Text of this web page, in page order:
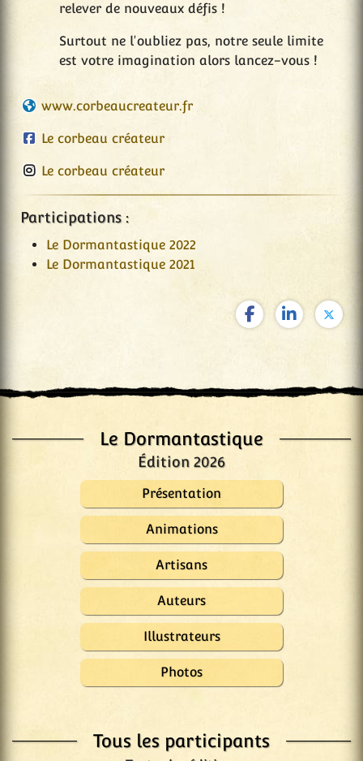
Le Dormantastique
Édition 2026
Présentation
Animations
Artisans
Auteurs
Illustrateurs
Photos
Tous les participants
relever de nouveaux défis !
Surtout ne l'oubliez pas, notre seule limite
est votre imagination alors lancez-vous !
www.corbeaucreateur.fr
Le corbeau créateur
Le corbeau créateur
Participations :
Le Dormantastique 2022
Le Dormantastique 2021